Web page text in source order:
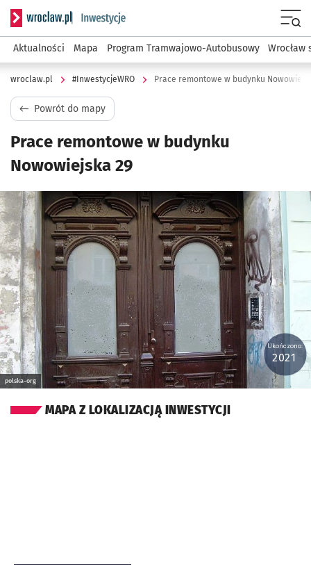
Serwis informacyjny wroclaw.pl podserwis:
Aktualności Mapa Program Tramwajowo-Autobusowy Wrocław
wroclaw.pl #InwestycjeWRO Prace remontowe w budynku
Powrót do mapy
Prace remontowe w budynku
Nowowiejska 29
Kliknij, aby powiększyć
polska-org
Ukończono:
2021
MAPA Z LOKALIZACJĄ INWESTYCJI